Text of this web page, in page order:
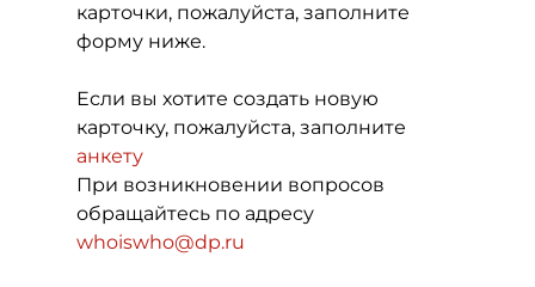
карточки, пожалуйста, заполните
форму ниже.
Если вы хотите создать новую
карточку, пожалуйста, заполните
анкету
При возникновении вопросов
обращайтесь по адресу
whoiswho@dp.ru